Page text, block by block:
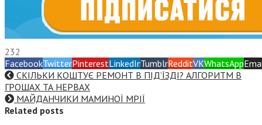
232
FacebookTwitterPinterestLinkedInTumblrRedditVKWhatsApp
СКІЛЬКИ КОШТУЄ РЕМОНТ В ПІД’ЇЗДІ? АЛГОРИТМ В
ГРОШАХ ТА НЕРВАХ
МАЙДАНЧИКИ МАМИНОЇ МРІЇ
Related posts